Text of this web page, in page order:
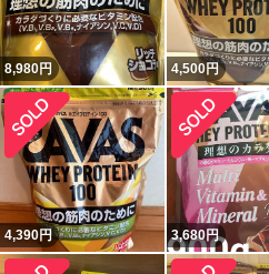
8,980円 4,500円
4,390円 3,680円